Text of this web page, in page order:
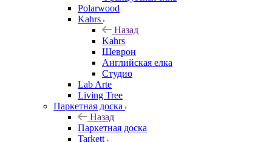
Polarwood
Kahrs
Назад
Kahrs
Шеврон
Английская елка
Студио
Lab Arte
Living Tree
Паркетная доска
Назад
Паркетная доска
Tarkett